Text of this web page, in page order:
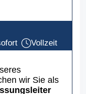
Vollzeit
wir Sie als